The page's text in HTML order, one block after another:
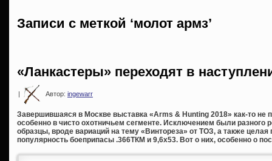
Записи с меткой ‘молот армз’
«Ланкастеры» переходят в
| Автор: ingewarr
Завершившаяся в Москве выставка «Arms & Hunting 2018» как-то не
особенно в чисто охотничьем сегменте. Исключением были разного
образцы, вроде вариаций на тему «Винтореза» от ТОЗ, а также
популярность боеприпасы .366ТКМ и 9,6х53. Вот о них, особенно о